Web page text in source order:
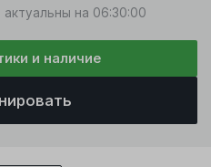
на 06:30:00
и наличие